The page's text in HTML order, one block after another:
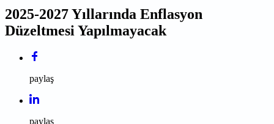
2025-2027 Yıllarında Enflasyon
Düzeltmesi Yapılmayacak
paylaş
paylaş